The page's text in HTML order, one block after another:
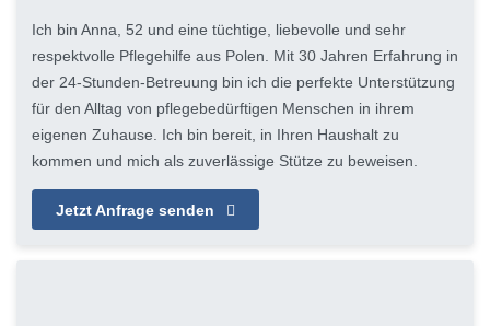
Ich bin Anna, 52 und eine tüchtige, liebevolle und sehr
respektvolle Pflegehilfe aus Polen. Mit 30 Jahren Erfahrung in
der 24-Stunden-Betreuung bin ich die perfekte Unterstützung
für den Alltag von pflegebedürftigen Menschen in ihrem
eigenen Zuhause. Ich bin bereit, in Ihren Haushalt zu
kommen und mich als zuverlässige Stütze zu beweisen.
Jetzt Anfrage senden